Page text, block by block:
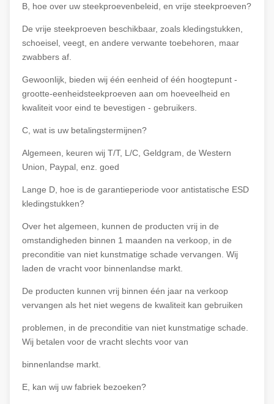
B, hoe over uw steekproevenbeleid, en vrije steekproeven?
De vrije steekproeven beschikbaar, zoals kledingstukken,
schoeisel, veegt, en andere verwante toebehoren, maar
zwabbers af.
Gewoonlijk, bieden wij één eenheid of één hoogtepunt -
grootte-eenheidsteekproeven aan om hoeveelheid en
kwaliteit voor eind te bevestigen - gebruikers.
C, wat is uw betalingstermijnen?
Algemeen, keuren wij T/T, L/C, Geldgram, de Western
Union, Paypal, enz. goed
Lange D, hoe is de garantieperiode voor antistatische ESD
kledingstukken?
Over het algemeen, kunnen de producten vrij in de
omstandigheden binnen 1 maanden na verkoop, in de
preconditie van niet kunstmatige schade vervangen. Wij
laden de vracht voor binnenlandse markt.
De producten kunnen vrij binnen één jaar na verkoop
vervangen als het niet wegens de kwaliteit kan gebruiken
problemen, in de preconditie van niet kunstmatige schade.
Wij betalen voor de vracht slechts voor van
binnenlandse markt.
E, kan wij uw fabriek bezoeken?